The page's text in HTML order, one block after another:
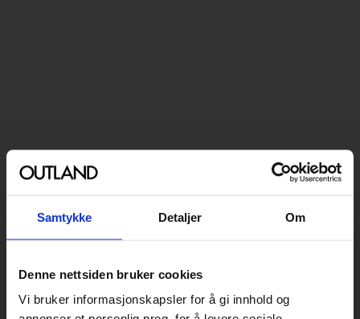
Samtykke Detaljer Om
Denne nettsiden bruker cookies
Vi bruker informasjonskapsler for å gi innhold og